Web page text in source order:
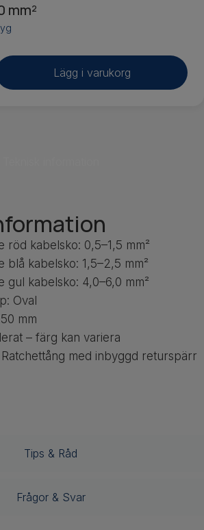
mm²
Lägg i varukorg
Tips & Råd
Frågor & Svar
röd kabelsko: 0,5–1,5 mm²
blå kabelsko: 1,5–2,5 mm²
gul kabelsko: 4,0–6,0 mm²
Oval
mm
– färg kan variera
med inbyggd returspärr